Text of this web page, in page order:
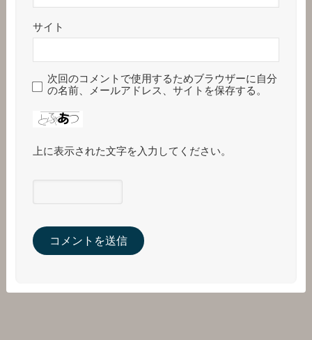
サイト
次回のコメントで使用するためブラウザーに自分
の名前、メールアドレス、サイトを保存する。
上に表示された文字を入力してください。